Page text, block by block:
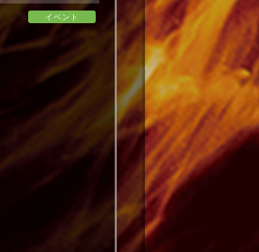
イベント